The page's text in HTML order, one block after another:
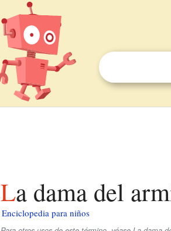
La dama del
Enciclopedia para niños